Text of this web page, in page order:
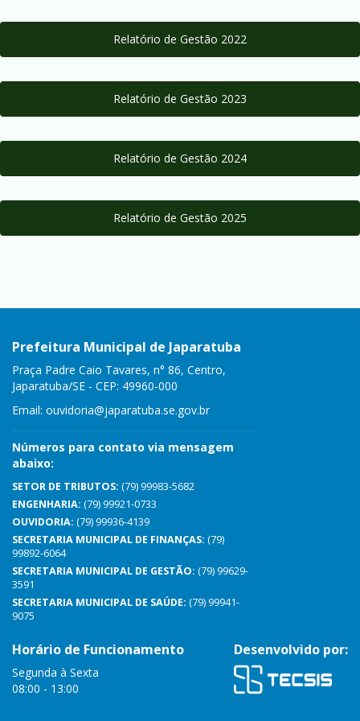
Relatório de Gestão 2022
Relatório de Gestão 2023
Relatório de Gestão 2024
Relatório de Gestão 2025
Prefeitura Municipal de Japaratuba
Praça Padre Caio Tavares, n° 86, Centro,
Japaratuba/SE - CEP: 49960-000
Email: ouvidoria@japaratuba.se.gov.br
Números para contato via mensagem
abaixo:
SETOR DE TRIBUTOS: (79) 99983-5682
ENGENHARIA: (79) 99921-0733
OUVIDORIA: (79) 99936-4139
SECRETARIA MUNICIPAL DE FINANÇAS: (79)
99892-6064
SECRETARIA MUNICIPAL DE GESTÃO: (79) 99629-
3591
SECRETARIA MUNICIPAL DE SAÚDE: (79) 99941-
9075
Horário de Funcionamento
Segunda à Sexta
08:00 - 13:00
Desenvolvido por: